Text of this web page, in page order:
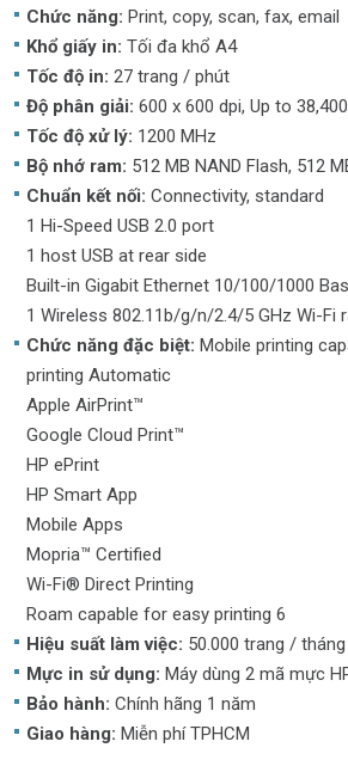
Chức năng: Print, copy, scan, fax, email
Khổ giấy in: Tối đa khổ A4
Tốc độ in: 27 trang / phút
Độ phân giải: 600 x 600 dpi, Up to
Tốc độ xử lý: 1200 MHz
Bộ nhớ ram: 512 MB NAND Flash, 512
Chuẩn kết nối: Connectivity, standard
1 Hi-Speed USB 2.0 port
1 host USB at rear side
Built-in Gigabit Ethernet 10/100/1000
1 Wireless 802.11b/g/n/2.4/5 GHz Wi-Fi
Chức năng đặc biệt: Mobile printing
printing Automatic
Apple AirPrint™
Google Cloud Print™
HP ePrint
HP Smart App
Mobile Apps
Mopria™ Certified
Wi-Fi® Direct Printing
Roam capable for easy printing 6
Hiệu suất làm việc: 50.000 trang / tháng
Mực in sử dụng: Máy dùng 2 mã mực
Bảo hành: Chính hãng 1 năm
Giao hàng: Miễn phí TPHCM